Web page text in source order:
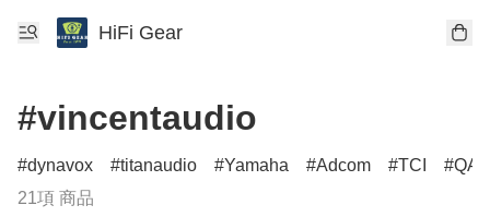
HiFi Gear
#vincentaudio
dynavox titanaudio Yamaha Adcom TCI
21項 商品